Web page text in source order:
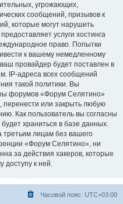
угрожающих,
сообщений, призывов к
которые могут нарушить
услуги хостинга
право. Попытки
к вашему немедленному
провайдер будет поставлен в
IP-адреса всех сообщений
такой политики. Вы
форумов «Форум Селятино»
перенести или закрыть любую
Как пользователь вы согласны
храниться в базе данных.
лицам без вашего
«Форум Селятино», ни
за действия хакеров, которые
доступу к ней.
Часовой пояс: UTC+03:00